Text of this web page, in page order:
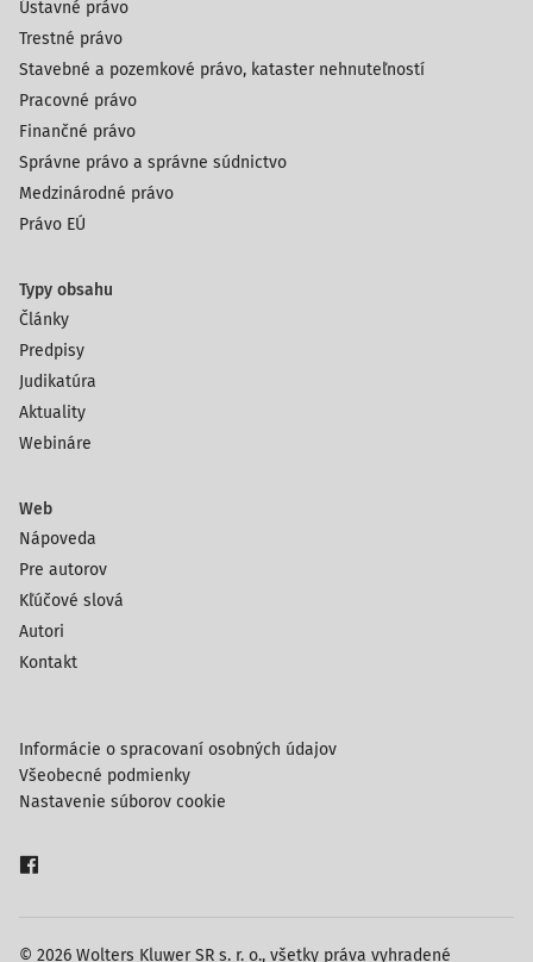
Ústavné právo
Trestné právo
Stavebné a pozemkové právo, kataster nehnuteľností
Pracovné právo
Finančné právo
Správne právo a správne súdnictvo
Medzinárodné právo
Právo EÚ
Typy obsahu
Články
Predpisy
Judikatúra
Aktuality
Webináre
Web
Nápoveda
Pre autorov
Kľúčové slová
Autori
Kontakt
© 2026 Wolters Kluwer SR s. r. o., všetky práva vyhradené
Informácie o spracovaní osobných údajov
Všeobecné podmienky
Nastavenie súborov cookie